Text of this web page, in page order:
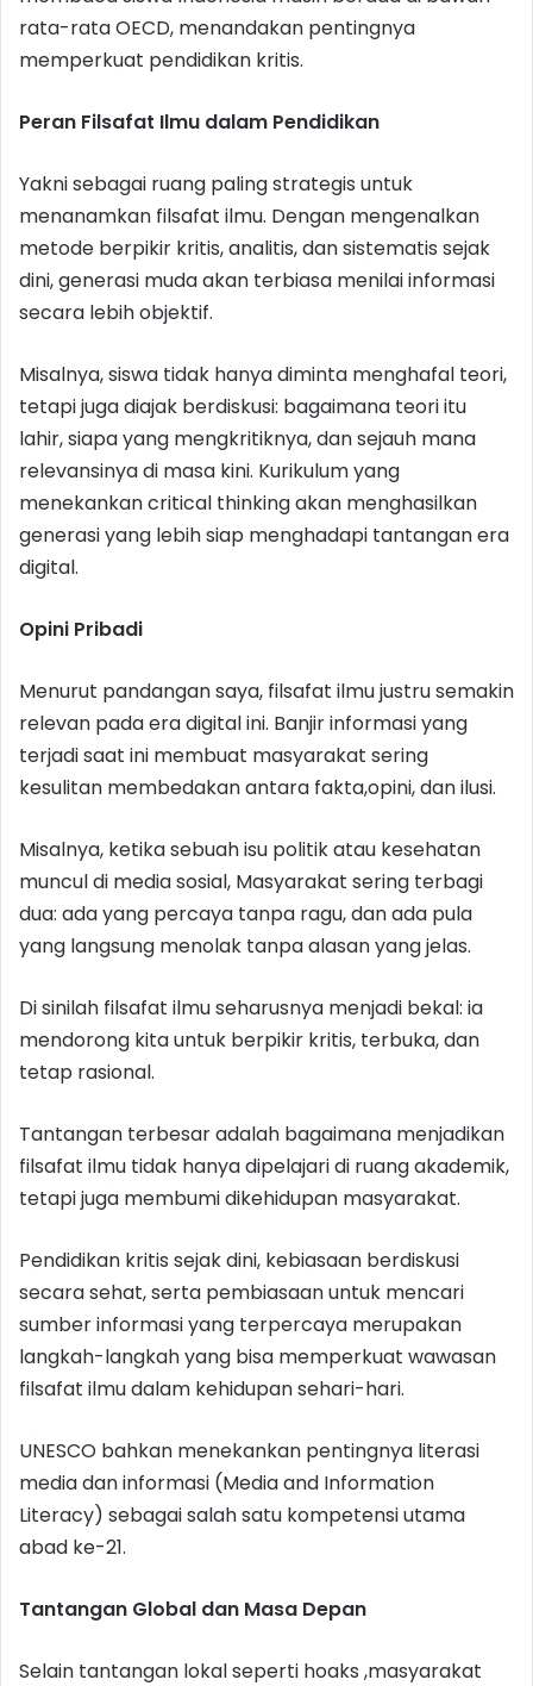
rata-rata OECD, menandakan pentingnya
memperkuat pendidikan kritis.
Peran Filsafat Ilmu dalam Pendidikan
Yakni sebagai ruang paling strategis untuk
menanamkan filsafat ilmu. Dengan mengenalkan
metode berpikir kritis, analitis, dan sistematis sejak
dini, generasi muda akan terbiasa menilai informasi
secara lebih objektif.
Misalnya, siswa tidak hanya diminta menghafal teori,
tetapi juga diajak berdiskusi: bagaimana teori itu
lahir, siapa yang mengkritiknya, dan sejauh mana
relevansinya di masa kini. Kurikulum yang
menekankan critical thinking akan menghasilkan
generasi yang lebih siap menghadapi tantangan era
digital.
Opini Pribadi
Menurut pandangan saya, filsafat ilmu justru semakin
relevan pada era digital ini. Banjir informasi yang
terjadi saat ini membuat masyarakat sering
kesulitan membedakan antara fakta,opini, dan ilusi.
Misalnya, ketika sebuah isu politik atau kesehatan
muncul di media sosial, Masyarakat sering terbagi
dua: ada yang percaya tanpa ragu, dan ada pula
yang langsung menolak tanpa alasan yang jelas.
Di sinilah filsafat ilmu seharusnya menjadi bekal: ia
mendorong kita untuk berpikir kritis, terbuka, dan
tetap rasional.
Tantangan terbesar adalah bagaimana menjadikan
filsafat ilmu tidak hanya dipelajari di ruang akademik,
tetapi juga membumi dikehidupan masyarakat.
Pendidikan kritis sejak dini, kebiasaan berdiskusi
secara sehat, serta pembiasaan untuk mencari
sumber informasi yang terpercaya merupakan
langkah-langkah yang bisa memperkuat wawasan
filsafat ilmu dalam kehidupan sehari-hari.
UNESCO bahkan menekankan pentingnya literasi
media dan informasi (Media and Information
Literacy) sebagai salah satu kompetensi utama
abad ke-21.
Tantangan Global dan Masa Depan
Selain tantangan lokal seperti hoaks ,masyarakat